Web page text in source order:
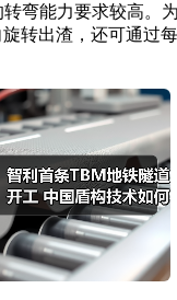
能力要求较高。
转出渣，还可通过